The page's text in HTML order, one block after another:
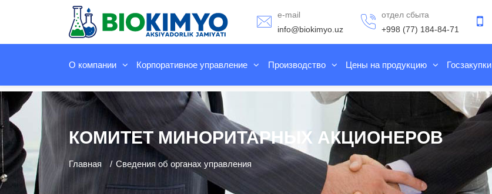
e-mail
info@biokimyo.uz
отдел сбыта
+998 (77) 184-84-71
О компании Корпоративное управление Производство Цены на продукцию Госзакупки
КОМИТЕТ МИНОРИТАРНЫХ АКЦИОНЕРОВ
Главная Сведения об органах управления